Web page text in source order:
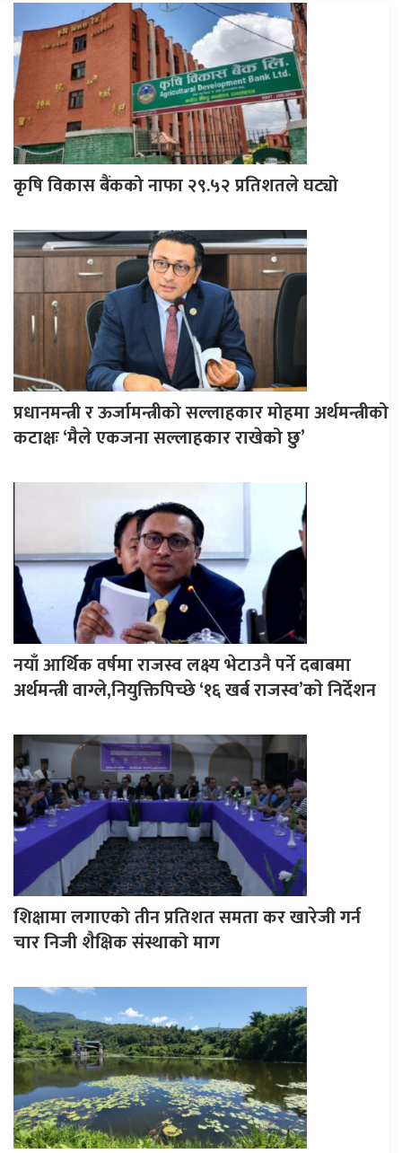
कृषि विकास बैंकको नाफा २९.५२ प्रतिशतले घट्यो
प्रधानमन्त्री र ऊर्जामन्त्रीको सल्लाहकार मोहमा अर्थमन्त्रीको
कटाक्षः ‘मैले एकजना सल्लाहकार राखेको छु’
नयाँ आर्थिक वर्षमा राजस्व लक्ष्य भेटाउनै पर्ने दबाबमा
अर्थमन्त्री वाग्ले,नियुक्तिपिच्छे ‘१६ खर्ब राजस्व’काे निर्देशन
शिक्षामा लगाएको तीन प्रतिशत समता कर खारेजी गर्न
चार निजी शैक्षिक संस्थाको माग